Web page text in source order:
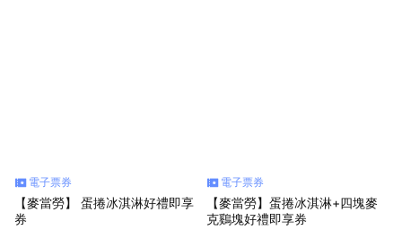
電子票券
【麥當勞】 蛋捲冰淇淋好禮即享
券
電子票券
【麥當勞】蛋捲冰淇淋+四塊麥
克鷄塊好禮即享券